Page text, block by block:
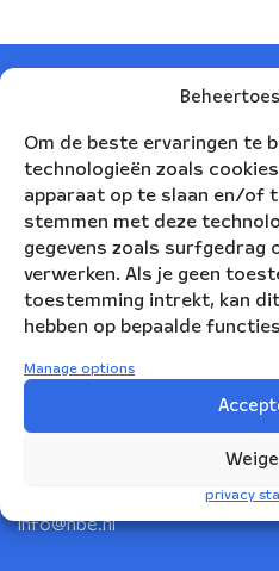
Om de beste ervaringen te
technologieën zoals
apparaat op te slaan en/of
stemmen met deze
gegevens zoals surfgedrag
verwerken. Als je geen
toestemming intrekt, kan
hebben op bepaalde
Manage options
privacy
Nederlandse
Korte Leidsedwarsstraat 12
info@nbe.nl